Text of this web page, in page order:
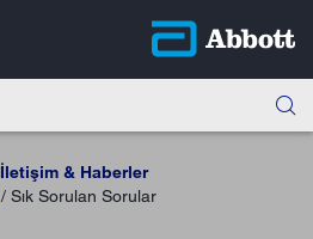
İletişim & Haberler
Sık Sorulan Sorular